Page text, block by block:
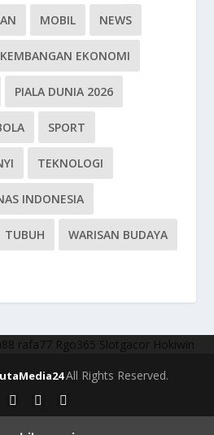
MOBIL NEWS
EKONOMI
PIALA DUNIA 2026
SPORT
TEKNOLOGI
INDONESIA
TUBUH WARISAN BUDAYA
rafa77 Rgo365 Slotgacor Hokiwin
All Rights Reserved.